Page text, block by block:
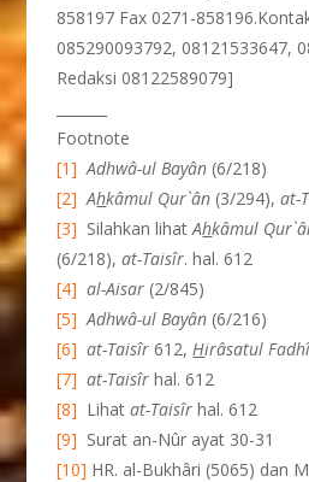
858197 Fax 0271-
085290093792, 08121533647,
Redaksi 08122589079]
Footnote
[1] Adhwâ-ul Bayân (6/218)
[2] Ahkâmul Qur`ân (3/294),at-
[3] Silahkan lihatAhkâmul Qur
(6/218),at-Taisîr. hal. 612
[4] al-Aisar (2/845)
[5] Adhwâ-ul Bayân (6/216)
[6] at-Taisîr 612,Hirâsatul Fadh
[7] at-Taisîr hal. 612
[8] Lihatat-Taisîr hal. 612
[9] Surat an-Nûr ayat 30-31
[10] HR. al-Bukhâri (5065) dan